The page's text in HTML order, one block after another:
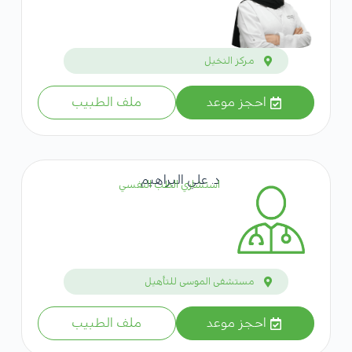
مركز النخيل
احجز موعد ملف الطبيب
د. علي البراهيم
استشاري الطب النفسي
مستشفى الموسى للتأهيل
احجز موعد ملف الطبيب